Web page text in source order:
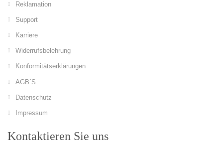
Reklamation
Support
Karriere
Widerrufsbelehrung
Konformitätserklärungen
AGB´S
Datenschutz
Impressum
Kontaktieren Sie uns